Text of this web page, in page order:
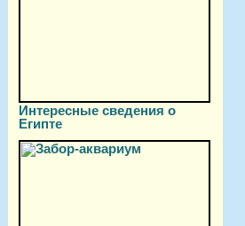
Интересные сведения о
Египте